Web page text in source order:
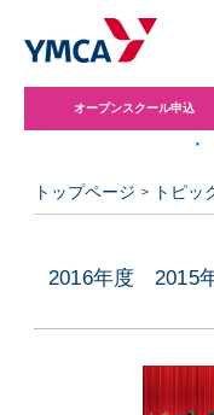
オープンスクール申込
トップページ トピッ
2016年度 2015